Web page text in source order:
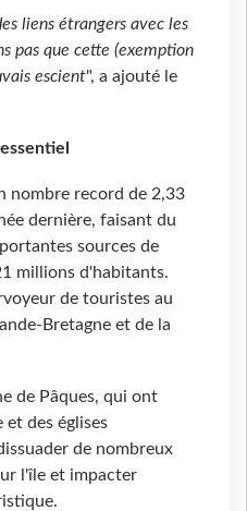
liens étrangers avec les
pas que cette (exemption
escient", a ajouté le
nombre record de 2,33
dernière, faisant du
sources de
millions d'habitants.
de touristes au
Bretagne et de la
de Pâques, qui ont
et des églises
de nombreux
l'île et impacter